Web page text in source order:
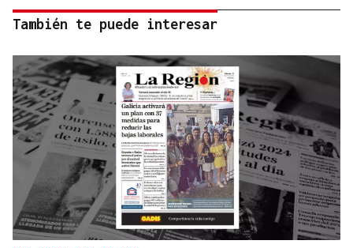
También te puede interesar